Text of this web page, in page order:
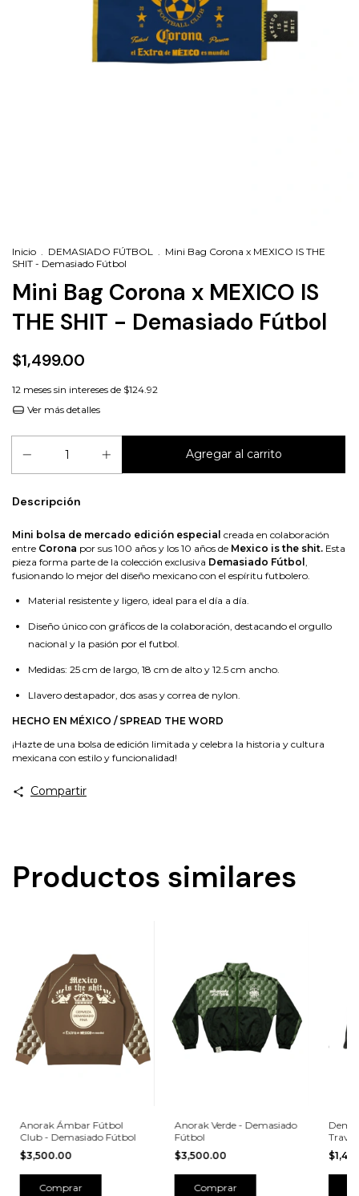
Inicio . DEMASIADO FÚTBOL . Mini Bag Corona x MEXICO IS THE
SHIT - Demasiado Fútbol
Mini Bag Corona x MEXICO IS
THE SHIT - Demasiado Fútbol
$1,499.00
12 meses sin intereses de $124.92
Ver más detalles
Descripción
Mini bolsa de mercado edición especial creada en colaboración
entre Corona por sus 100 años y los 10 años de Mexico is the shit. Esta
pieza forma parte de la colección exclusiva Demasiado Fútbol ,
fusionando lo mejor del diseño mexicano con el espíritu futbolero.
Material resistente y ligero, ideal para el día a día.
Diseño único con gráficos de la colaboración, destacando el orgullo
nacional y la pasión por el futbol.
Medidas: 25 cm de largo, 18 cm de alto y 12.5 cm ancho.
Llavero destapador, dos asas y correa de nylon.
HECHO EN MÉXICO / SPREAD THE WORD
¡Hazte de una bolsa de edición limitada y celebra la historia y cultura
mexicana con estilo y funcionalidad!
Compartir
Productos similares
Anorak Ámbar Fútbol
Club - Demasiado Fútbol
$3,500.00
Comprar
Anorak Verde - Demasiado
Fútbol
$3,500.00
Comprar
Travel